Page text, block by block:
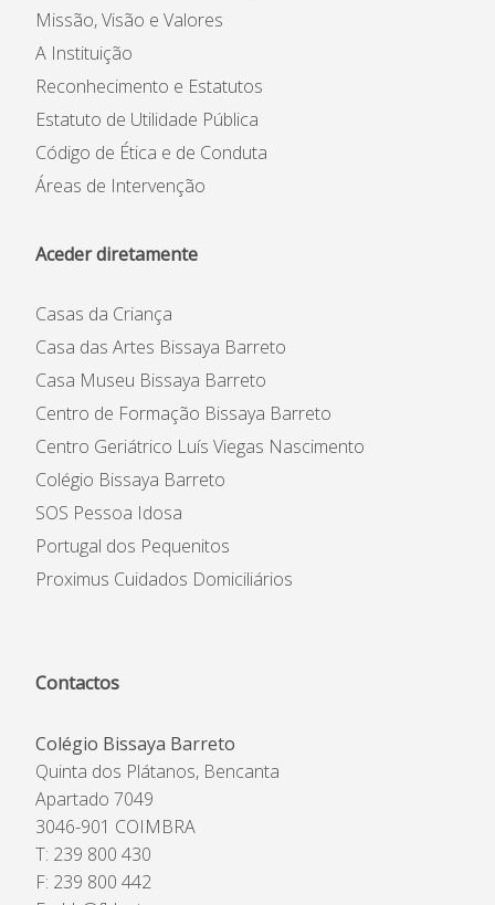
Missão, Visão e Valores
A Instituição
Reconhecimento e Estatutos
Estatuto de Utilidade Pública
Código de Ética e de Conduta
Áreas de Intervenção
Aceder diretamente
Casas da Criança
Casa das Artes Bissaya Barreto
Casa Museu Bissaya Barreto
Centro de Formação Bissaya Barreto
Centro Geriátrico Luís Viegas Nascimento
Colégio Bissaya Barreto
SOS Pessoa Idosa
Portugal dos Pequenitos
Proximus Cuidados Domiciliários
Contactos
Colégio Bissaya Barreto
Quinta dos Plátanos, Bencanta
Apartado 7049
3046-901 COIMBRA
T: 239 800 430
F: 239 800 442